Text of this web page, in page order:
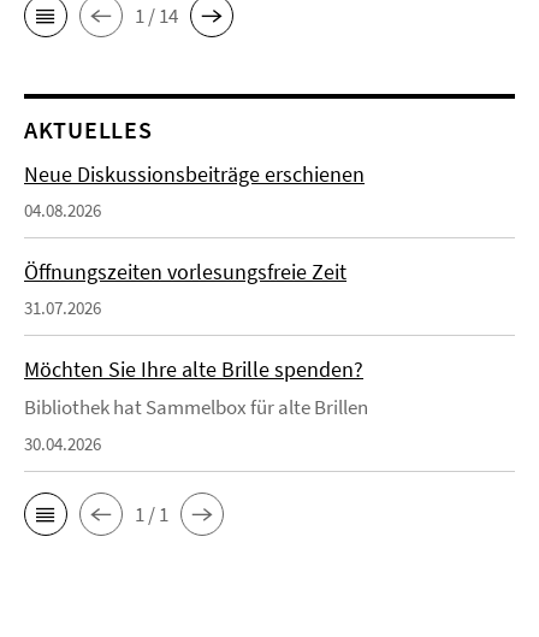
1 / 14
AKTUELLES
Neue Diskussionsbeiträge erschienen
04.08.2026
Öffnungszeiten vorlesungsfreie Zeit
31.07.2026
Möchten Sie Ihre alte Brille spenden?
Bibliothek hat Sammelbox für alte Brillen
30.04.2026
1 / 1